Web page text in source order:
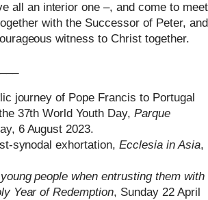
all an interior one –, and come to meet
with the Successor of Peter, and
witness to Christ together.
journey of Pope Francis to Portugal
37th World Youth Day,Parque
6 August 2023.
synodal exhortation,Ecclesia in Asia,
young people when entrusting them with
Year of Redemption, Sunday 22 April